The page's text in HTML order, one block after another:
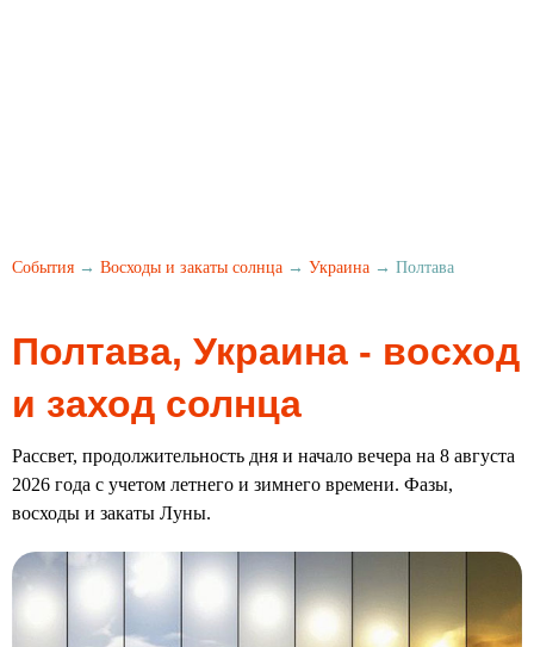
События → Восходы и закаты солнца → Украина → Полтава
Полтава, Украина - восход
и заход солнца
Рассвет, продолжительность дня и начало вечера на 8 августа
2026 года с учетом летнего и зимнего времени. Фазы,
восходы и закаты Луны.